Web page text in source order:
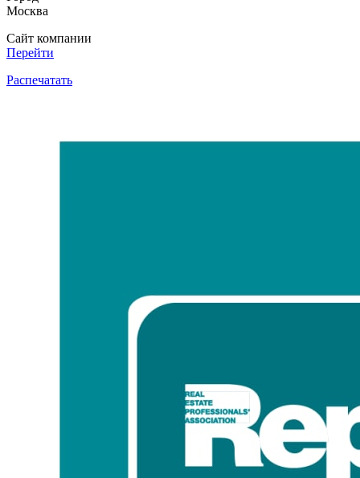
Москва
Сайт компании
Перейти
Распечатать